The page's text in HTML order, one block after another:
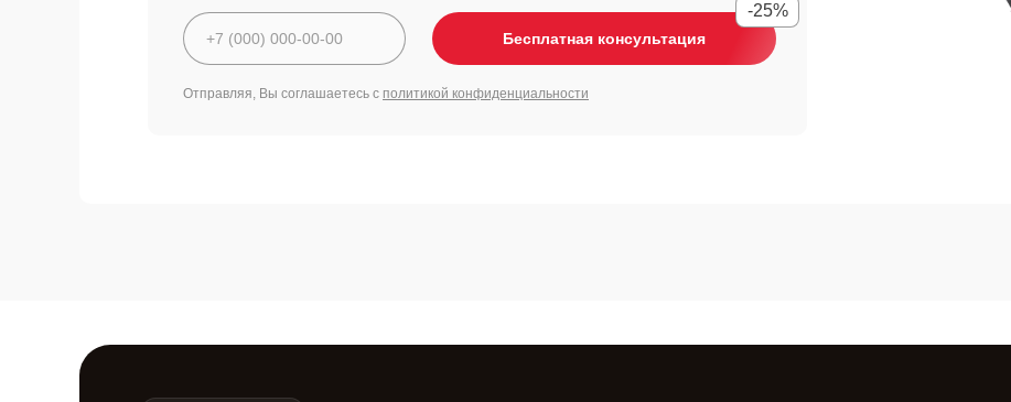
Бесплатная консультация
-25%
Отправляя, Вы соглашаетесь с политикой конфиденциальности